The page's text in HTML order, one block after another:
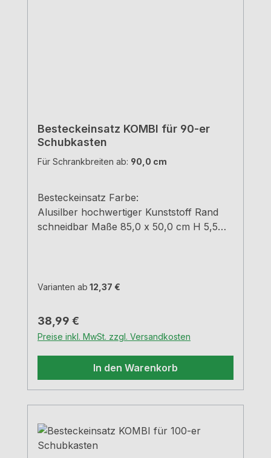
Besteckeinsatz KOMBI für 90-er
Schubkasten
Für Schrankbreiten ab: 90,0 cm
Besteckeinsatz Farbe:
Alusilber hochwertiger Kunststoff Rand
schneidbar Maße 85,0 x 50,0 cm H 5,5
Varianten ab 12,37 €
Regulärer Preis:
38,99 €
Preise inkl. MwSt. zzgl. Versandkosten
In den Warenkorb